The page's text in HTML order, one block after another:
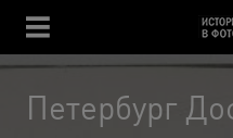
Петербург